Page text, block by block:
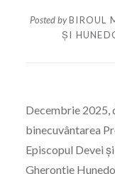
Posted byBIROUL
ȘI
Decembrie 2025,
binecuvântarea
Episcopul Devei
Gherontie